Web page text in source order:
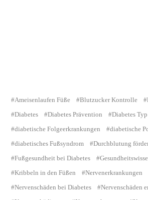
Ameisenlaufen Füße Blutzucker Kontrolle
Diabetes
Diabetes Prävention
Diabetes
diabetische Folgeerkrankungen
diabetische
diabetisches Fußsyndrom
Durchblutung
Fußgesundheit bei Diabetes
Kribbeln in den Füßen
Nervenerkrankungen
Nervenschäden bei Diabetes
Nervenschäden